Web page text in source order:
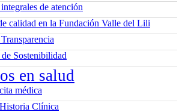
de atención
calidad en la Fundación Valle del Lili
Sostenibilidad
en salud
médica
Clínica